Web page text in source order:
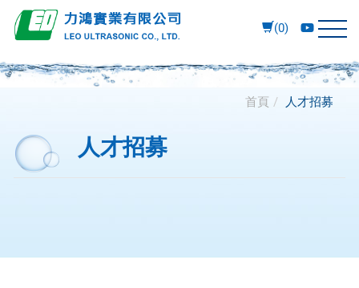
(0)
首頁 人才招募
人才招募